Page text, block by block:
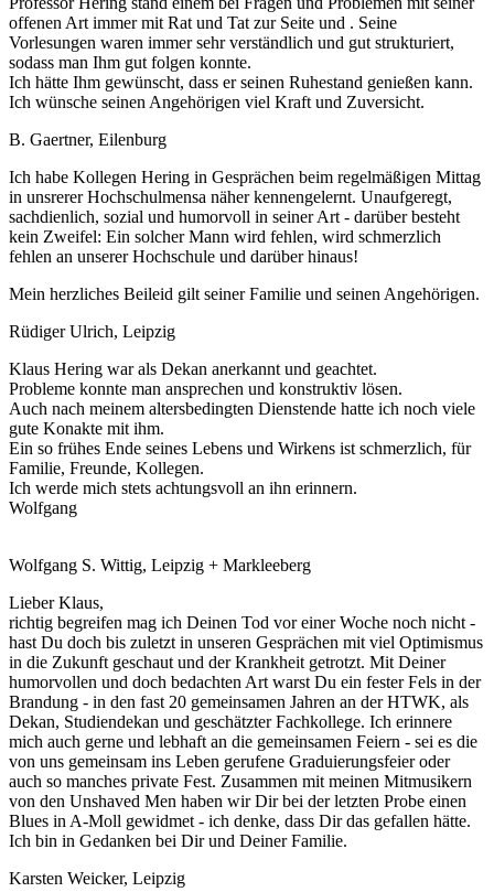
offenen Art immer mit Rat und Tat zur Seite und . Seine
Vorlesungen waren immer sehr verständlich und gut strukturiert,
sodass man Ihm gut folgen konnte.
Ich hätte Ihm gewünscht, dass er seinen Ruhestand genießen kann.
Ich wünsche seinen Angehörigen viel Kraft und Zuversicht.
B. Gaertner, Eilenburg
Ich habe Kollegen Hering in Gesprächen beim regelmäßigen Mittag
in unsrerer Hochschulmensa näher kennengelernt. Unaufgeregt,
sachdienlich, sozial und humorvoll in seiner Art - darüber besteht
kein Zweifel: Ein solcher Mann wird fehlen, wird schmerzlich
fehlen an unserer Hochschule und darüber hinaus!
Mein herzliches Beileid gilt seiner Familie und seinen Angehörigen.
Rüdiger Ulrich, Leipzig
Klaus Hering war als Dekan anerkannt und geachtet.
Probleme konnte man ansprechen und konstruktiv lösen.
Auch nach meinem altersbedingten Dienstende hatte ich noch viele
gute Konakte mit ihm.
Ein so frühes Ende seines Lebens und Wirkens ist schmerzlich, für
Familie, Freunde, Kollegen.
Ich werde mich stets achtungsvoll an ihn erinnern.
Wolfgang
Wolfgang S. Wittig, Leipzig + Markleeberg
Lieber Klaus,
richtig begreifen mag ich Deinen Tod vor einer Woche noch nicht -
hast Du doch bis zuletzt in unseren Gesprächen mit viel Optimismus
in die Zukunft geschaut und der Krankheit getrotzt. Mit Deiner
humorvollen und doch bedachten Art warst Du ein fester Fels in der
Brandung - in den fast 20 gemeinsamen Jahren an der HTWK, als
Dekan, Studiendekan und geschätzter Fachkollege. Ich erinnere
mich auch gerne und lebhaft an die gemeinsamen Feiern - sei es die
von uns gemeinsam ins Leben gerufene Graduierungsfeier oder
auch so manches private Fest. Zusammen mit meinen Mitmusikern
von den Unshaved Men haben wir Dir bei der letzten Probe einen
Blues in A-Moll gewidmet - ich denke, dass Dir das gefallen hätte.
Ich bin in Gedanken bei Dir und Deiner Familie.
Karsten Weicker, Leipzig